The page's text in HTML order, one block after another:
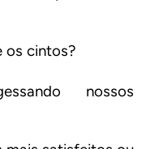
os cintos?
nossos